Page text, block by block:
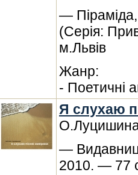
—
(Серія:
м.Львів
Жанр:
- Поетичні
Я слухаю
—
2010. — 77